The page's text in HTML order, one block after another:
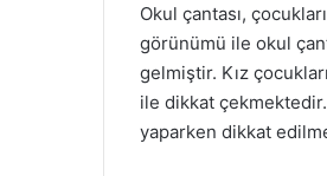
Okul çantası,
görünümü ile okul
gelmiştir. Kız
ile dikkat
yaparken dikkat